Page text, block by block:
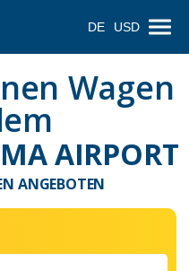
DE USD
Wagen
AIRPORT
ANGEBOTEN